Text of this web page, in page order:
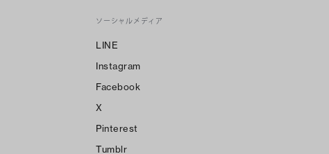
ソーシャルメディア
LINE
Instagram
Facebook
X
Pinterest
Tumblr